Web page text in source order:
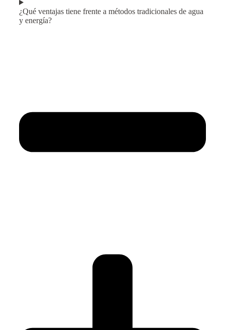
¿Qué ventajas tiene frente a métodos tradicionales de agua
y energía?